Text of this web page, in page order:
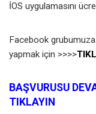
İOS uygulamasını
Facebook grubumuza
yapmak için >>>>
BAŞVURUSU
TIKLAYIN